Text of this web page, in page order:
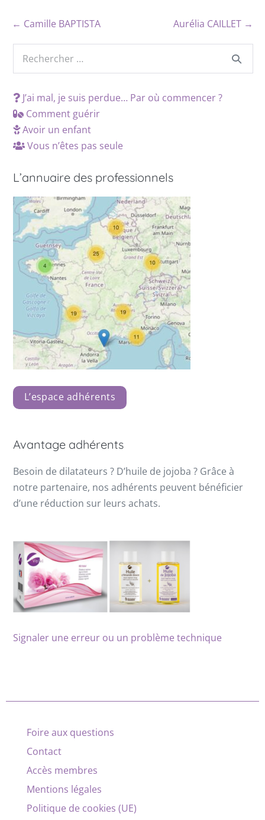
← Camille BAPTISTA Aurélia CAILLET →
J’ai mal, je suis perdue… Par où commencer ?
Comment guérir
Avoir un enfant
Vous n’êtes pas seule
L’annuaire des professionnels
L’espace adhérents
Avantage adhérents
Besoin de dilatateurs ? D’huile de jojoba ? Grâce à
notre partenaire, nos adhérents peuvent bénéficier
d’une réduction sur leurs achats.
Signaler une erreur ou un problème technique
Foire aux questions
Contact
Accès membres
Mentions légales
Politique de cookies (UE)